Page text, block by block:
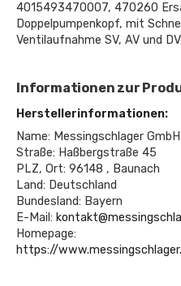
4015493470007, 470260
Doppelpumpenkopf, mit
Ventilaufnahme SV, AV und
Informationen zur
Herstellerinformationen:
Name: Messingschlager GmbH
Straße: Haßbergstraße 45
PLZ, Ort: 96148 , Baunach
Land: Deutschland
Bundesland: Bayern
E-Mail:
Homepage:
https://